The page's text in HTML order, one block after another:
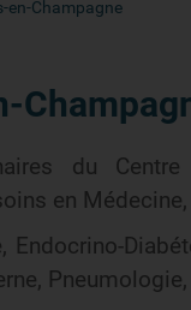
en-Champagne
du
en
Endocrino-